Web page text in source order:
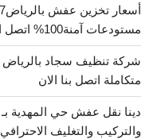
مستودعات آمنة100% اتصل الان
متكاملة اتصل بنا الان
والتركيب والتغليف الاحترافي